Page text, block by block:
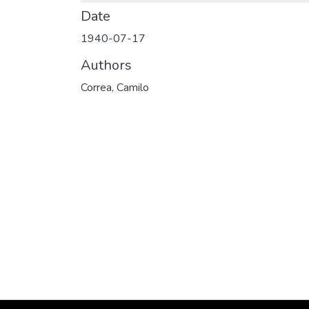
Date
1940-07-17
Authors
Correa, Camilo